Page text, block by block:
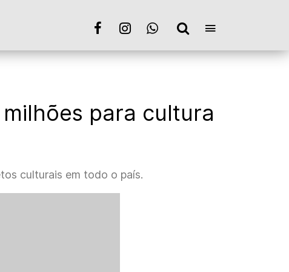
para cultura
culturais em todo o país.